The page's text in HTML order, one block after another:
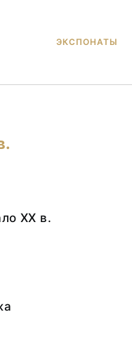
ЭКСПОНАТЫ
ХХ в.